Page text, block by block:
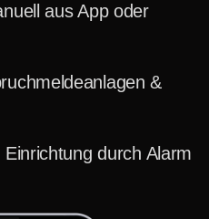
aus App oder
&
durch Alarm